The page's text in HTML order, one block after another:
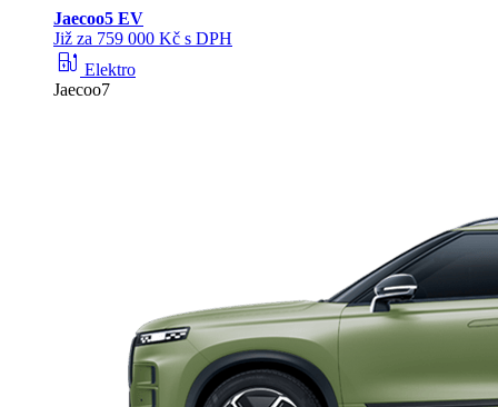
Jaecoo5 EV
Již za 759 000 Kč s DPH
ev_station Elektro
Jaecoo7